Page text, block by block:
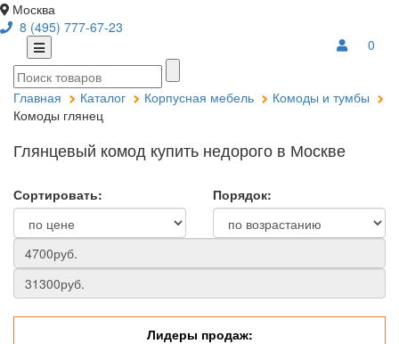
Москва
8 (495) 777-67-23
0
Главная Каталог Корпусная мебель
Комоды и тумбы
Комоды глянец
Глянцевый комод купить недорого в Москве
Сортировать: Порядок:
Лидеры продаж: